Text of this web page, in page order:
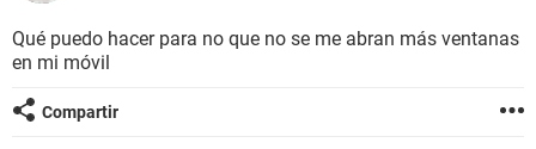
Qué puedo hacer para no que no se me abran más ventanas
en mi móvil
Compartir